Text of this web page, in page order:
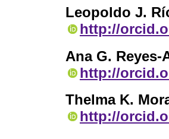
Leopoldo J.
http://
Ana G. Reyes-
http://
Thelma K.
http://